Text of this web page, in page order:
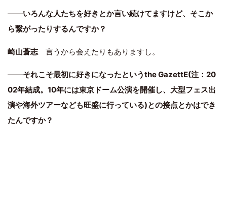
――いろんな人たちを好きとか言い続けてますけど、そこか
ら繋がったりするんですか？
崎山蒼志言うから会えたりもありますし。
――それこそ最初に好きになったというthe GazettE(注：20
02年結成。10年には東京ドーム公演を開催し、大型フェス出
演や海外ツアーなども旺盛に行っている)との接点とかはでき
たんですか？